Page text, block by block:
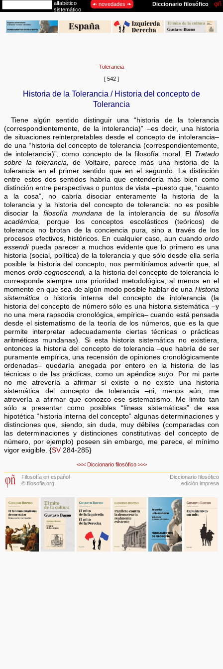
Tolerancia
[ 542 ]
Historia de la Tolerancia / Historia del concepto de
Tolerancia
Tiene algún sentido distinguir una “historia de la tolerancia
(correspondientemente, de la intolerancia)” –es decir, una historia
de situaciones reinterpretables desde el concepto de intolerancia–
de una “historia del concepto de tolerancia (correspondientemente,
de intolerancia)”, como concepto de la filosofía moral. El Tratado
sobre la tolerancia, de Voltaire, parece más una historia de la
tolerancia en el primer sentido que en el segundo. La distinción
entre estos dos sentidos habría que entenderla más bien como
distinción entre perspectivas o puntos de vista –puesto que, “cuanto
a la cosa”, no cabría disociar enteramente la historia de la
tolerancia y la historia del concepto de tolerancia: no es posible
disociar la filosofía mundanade la intolerancia de su filosofía
académica, porque los conceptos escolásticos (teóricos) de
tolerancia no brotan de la conciencia pura, sino a través de los
procesos efectivos, históricos. En cualquier caso, aun cuando ordo
essendipueda parecer a muchos evidente que lo primero es una
historia (social, política) de la tolerancia y que sólo desde ella sería
posible la historia del concepto, nos permitiríamos advertir que, al
menos ordo cognoscendi, a la historia del concepto de tolerancia le
corresponde siempre una prioridad metodológica, al menos en el
momento en que sea de algún modo posible hablar de una Historia
sistemática o historia interna del concepto de intolerancia (la
historia del concepto de número sólo es una historia sistemática –y
no una mera rapsodia cronológica, empírica– cuando está pensada
desde el sistematismo de la teoría de los números, que es la que
permite interpretar adecuadamente ciertas técnicas o prácticas
aritméticas mundanas). Si esta historia sistemática no existiera,
entonces la historia del concepto de tolerancia –que habría de ser
puramente empírica, una recensión de opiniones cronológicamente
ordenadas– quedaría anegada por entero en la historia de las
técnicas o de las prácticas, como un apéndice suyo. Por mi parte
no me atrevería a afirmar si existe o no existe una historia
sistemática del concepto de tolerancia –ni, menos aún, me
atrevería a afirmar que conozco ese sistematismo. Me limito tan
sólo a presentar como posibles “líneas sistemáticas” de esa
hipotética “historia interna del concepto” algunas determinaciones y
distinciones que, siendo, sin duda, muy débiles (comparadas con
las determinaciones y distinciones constitutivas del concepto de
número, por ejemplo) poseen sin embargo, me parece, el mínimo
vigor exigible. {SV284-285}
<<< Diccionario filosófico >>>
Filosofía en español
© filosofia.org
Diccionario filosófico
edición impresa